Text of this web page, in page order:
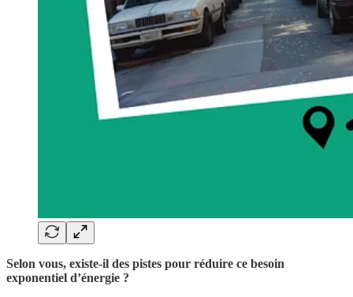
Selon vous, existe-il des pistes pour réduire ce besoin
exponentiel d’énergie ?